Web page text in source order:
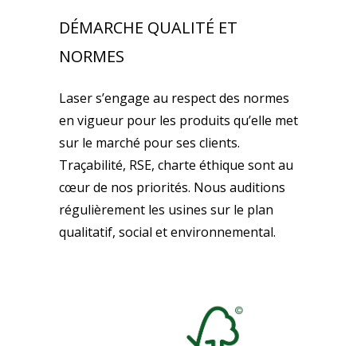
DÉMARCHE QUALITÉ ET
NORMES
Laser s’engage au respect des normes
en vigueur pour les produits qu’elle met
sur le marché pour ses clients.
Traçabilité, RSE, charte éthique sont au
cœur de nos priorités. Nous auditions
régulièrement les usines sur le plan
qualitatif, social et environnemental.